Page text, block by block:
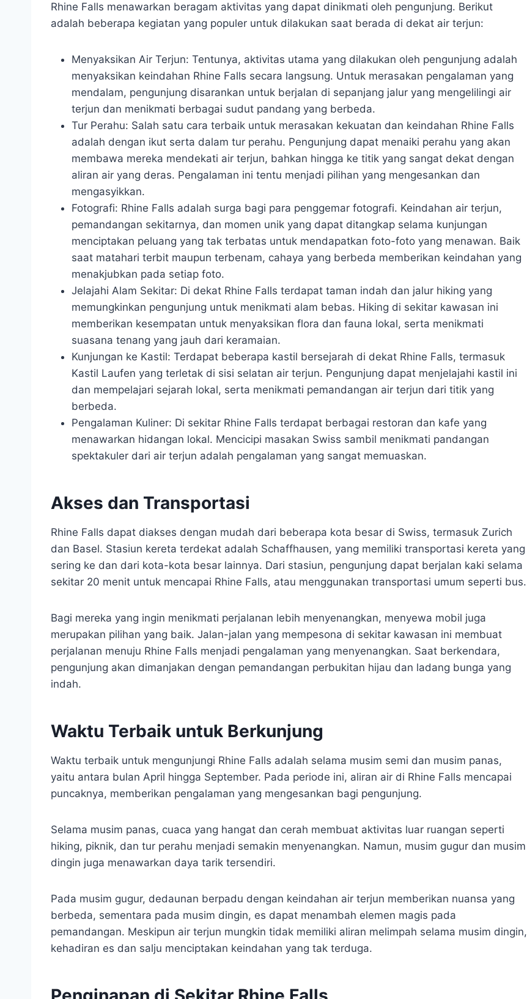
Rhine Falls menawarkan beragam aktivitas yang dapat dinikmati oleh pengunjung. Berikut
adalah beberapa kegiatan yang populer untuk dilakukan saat berada di dekat air terjun:
Menyaksikan Air Terjun: Tentunya, aktivitas utama yang dilakukan oleh pengunjung adalah
menyaksikan keindahan Rhine Falls secara langsung. Untuk merasakan pengalaman yang
mendalam, pengunjung disarankan untuk berjalan di sepanjang jalur yang mengelilingi air
terjun dan menikmati berbagai sudut pandang yang berbeda.
Tur Perahu: Salah satu cara terbaik untuk merasakan kekuatan dan keindahan Rhine Falls
adalah dengan ikut serta dalam tur perahu. Pengunjung dapat menaiki perahu yang akan
membawa mereka mendekati air terjun, bahkan hingga ke titik yang sangat dekat dengan
aliran air yang deras. Pengalaman ini tentu menjadi pilihan yang mengesankan dan
mengasyikkan.
Fotografi: Rhine Falls adalah surga bagi para penggemar fotografi. Keindahan air terjun,
pemandangan sekitarnya, dan momen unik yang dapat ditangkap selama kunjungan
menciptakan peluang yang tak terbatas untuk mendapatkan foto-foto yang menawan. Baik
saat matahari terbit maupun terbenam, cahaya yang berbeda memberikan keindahan yang
menakjubkan pada setiap foto.
Jelajahi Alam Sekitar: Di dekat Rhine Falls terdapat taman indah dan jalur hiking yang
memungkinkan pengunjung untuk menikmati alam bebas. Hiking di sekitar kawasan ini
memberikan kesempatan untuk menyaksikan flora dan fauna lokal, serta menikmati
suasana tenang yang jauh dari keramaian.
Kunjungan ke Kastil: Terdapat beberapa kastil bersejarah di dekat Rhine Falls, termasuk
Kastil Laufen yang terletak di sisi selatan air terjun. Pengunjung dapat menjelajahi kastil ini
dan mempelajari sejarah lokal, serta menikmati pemandangan air terjun dari titik yang
berbeda.
Pengalaman Kuliner: Di sekitar Rhine Falls terdapat berbagai restoran dan kafe yang
menawarkan hidangan lokal. Mencicipi masakan Swiss sambil menikmati pandangan
spektakuler dari air terjun adalah pengalaman yang sangat memuaskan.
Akses dan Transportasi
Rhine Falls dapat diakses dengan mudah dari beberapa kota besar di Swiss, termasuk Zurich
dan Basel. Stasiun kereta terdekat adalah Schaffhausen, yang memiliki transportasi kereta yang
sering ke dan dari kota-kota besar lainnya. Dari stasiun, pengunjung dapat berjalan kaki selama
sekitar 20 menit untuk mencapai Rhine Falls, atau menggunakan transportasi umum seperti bus.
Bagi mereka yang ingin menikmati perjalanan lebih menyenangkan, menyewa mobil juga
merupakan pilihan yang baik. Jalan-jalan yang mempesona di sekitar kawasan ini membuat
perjalanan menuju Rhine Falls menjadi pengalaman yang menyenangkan. Saat berkendara,
pengunjung akan dimanjakan dengan pemandangan perbukitan hijau dan ladang bunga yang
indah.
Waktu Terbaik untuk Berkunjung
Waktu terbaik untuk mengunjungi Rhine Falls adalah selama musim semi dan musim panas,
yaitu antara bulan April hingga September. Pada periode ini, aliran air di Rhine Falls mencapai
puncaknya, memberikan pengalaman yang mengesankan bagi pengunjung.
Selama musim panas, cuaca yang hangat dan cerah membuat aktivitas luar ruangan seperti
hiking, piknik, dan tur perahu menjadi semakin menyenangkan. Namun, musim gugur dan musim
dingin juga menawarkan daya tarik tersendiri.
Pada musim gugur, dedaunan berpadu dengan keindahan air terjun memberikan nuansa yang
berbeda, sementara pada musim dingin, es dapat menambah elemen magis pada
pemandangan. Meskipun air terjun mungkin tidak memiliki aliran melimpah selama musim dingin,
kehadiran es dan salju menciptakan keindahan yang tak terduga.